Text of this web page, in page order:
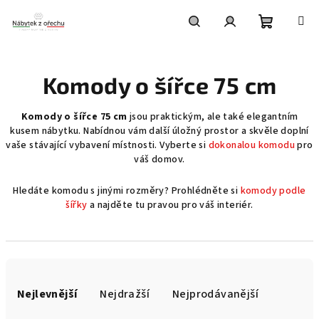
obsah
košík
Komody o šířce 75 cm
Komody o šířce 75 cm jsou praktickým, ale také elegantním
kusem nábytku. Nabídnou vám další úložný prostor a skvěle doplní
vaše stávající vybavení místnosti. Vyberte si dokonalou komodupro
váš domov.
Hledáte komodu s jinými rozměry? Prohlédněte si komody podle
šířky a najděte tu pravou pro váš interiér.
Nejlevnější Nejdražší Nejprodávanější